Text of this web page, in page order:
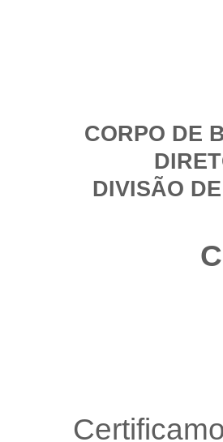
CORPO DE
DIVISÃO